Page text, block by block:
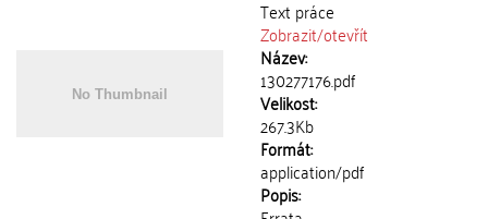
Text práce
Zobrazit/otevřít
Název:
130277176.pdf
Velikost:
267.3Kb
Formát:
application/pdf
Popis: